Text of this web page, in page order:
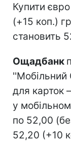
Купити
(+15 коп.)
становить
Ощадбанк
для карток
у
по 52,00
52,20 (+10